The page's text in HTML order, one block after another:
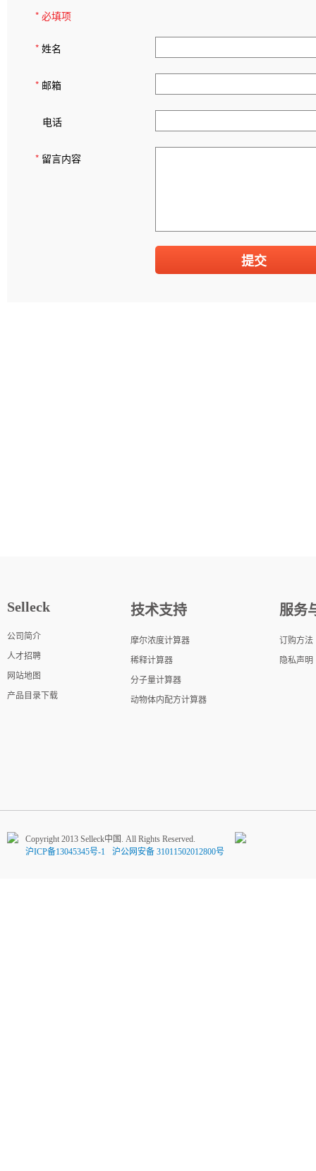
* 必填项
* 姓名
* 邮箱
电话
* 留言内容
Selleck
公司简介
人才招聘
网站地图
产品目录下载
技术支持
摩尔浓度计算器
稀释计算器
分子量计算器
动物体内配方计算器
服务
订购方法
隐私声明
Copyright 2013 Selleck中国. All Rights Reserved.
沪ICP备13045345号-1
沪公网安备 31011502012800号